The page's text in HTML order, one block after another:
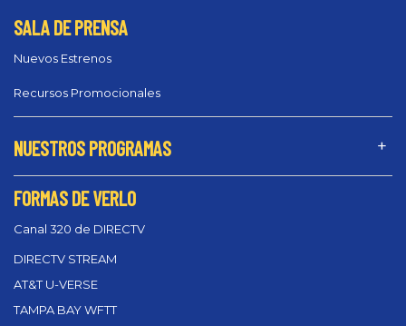
SALA DE PRENSA
Nuevos Estrenos
Recursos Promocionales
NUESTROS PROGRAMAS
FORMAS DE VERLO
Canal 320 de DIRECTV
DIRECTV STREAM
AT&T U-VERSE
TAMPA BAY WFTT